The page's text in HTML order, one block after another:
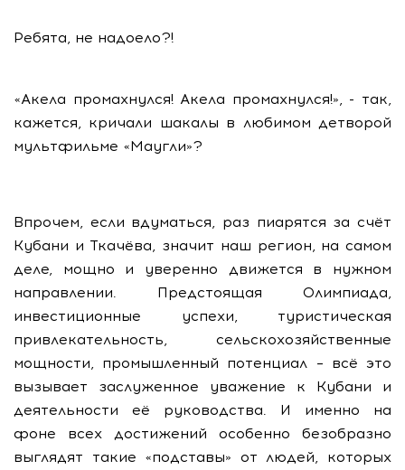
Ребята, не надоело?!
«Акела промахнулся! Акела промахнулся!», - так,
кажется, кричали шакалы в любимом детворой
мультфильме «Маугли»?
Впрочем, если вдуматься, раз пиарятся за счёт
Кубани и Ткачёва, значит наш регион, на самом
деле, мощно и уверенно движется в нужном
направлении. Предстоящая Олимпиада,
инвестиционные успехи, туристическая
привлекательность, сельскохозяйственные
мощности, промышленный потенциал – всё это
вызывает заслуженное уважение к Кубани и
деятельности её руководства. И именно на
фоне всех достижений особенно безобразно
выглядят такие «подставы» от людей, которых